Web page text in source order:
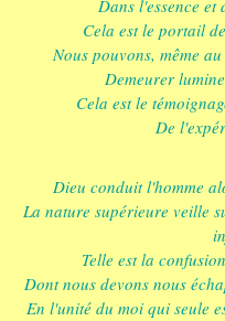
Dans l'essence
Cela est le portail
Nous pouvons, même
Demeurer
Cela est le
De
Dieu conduit l'homme
La nature supérieure veille
Telle est la
Dont nous devons nous
En l'unité du moi qui seule